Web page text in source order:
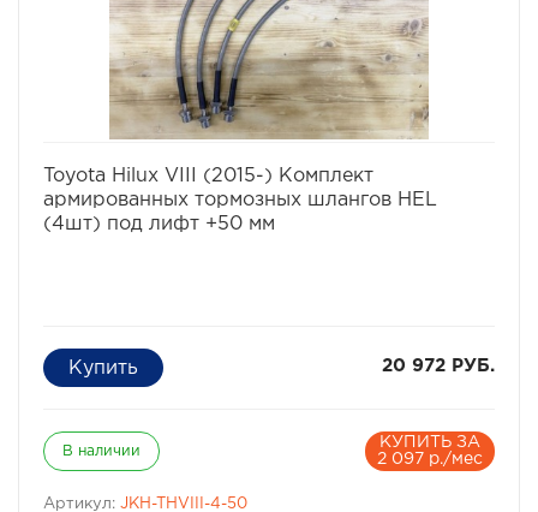
Toyota Hilux VIII (2015-) Комплект
армированных тормозных шлангов HEL
(4шт) под лифт +50 мм
20 972 РУБ.
В наличии
КУПИТЬ ЗА
2 097 р./мес
Артикул: JKH-THVIII-4-50